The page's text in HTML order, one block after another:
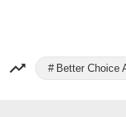
Better Choice